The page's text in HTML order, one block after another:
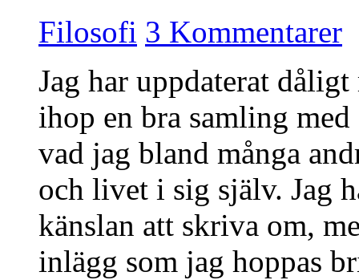
Filosofi 3 Kommentarer
Jag har uppdaterat
ihop en bra samling
vad jag bland många
och livet i sig själv. Jag
känslan att skriva om,
inlägg som jag hoppas